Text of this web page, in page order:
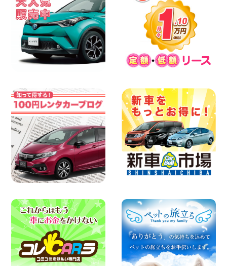
横浜弥生台店限定!!夏季特別キャンペーン
のお知らせ!! 神奈川県 横浜弥生台店
100円レンタカー 横浜弥生台
2026年08月08日
2026三河安城店お盆休みご連絡 愛知県
三河安城店
100円レンタカー 三河安城
2026年08月08日
戸店
100円レンタカー 杉戸
2026年08月07日
佐渡でのドライブは安全第一!交通事故に
ご注意ください 新潟県 佐渡空港店
100円レンタカー 佐渡空港
2026年08月07日
楽しい佐渡旅行を守るために!安全運転の
お願い 新潟県 両津店
100円レンタカー 両津
日産セレナが新入荷!!中川かの里店!! 愛知
県 中川かの里店
100円レンタカー 中川かの里
2026年08月07日
☆ 夏休みクーポン登場!最大9,500円おト
ク! ☆ 鳥取県 鳥取青谷店
100円レンタカー 鳥取青谷
2026年08月07日